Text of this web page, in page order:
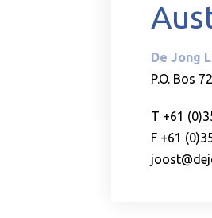
De Jong
P.O. Bos
T +61
F +61